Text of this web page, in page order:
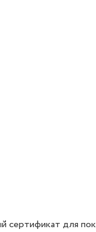
сертификат для